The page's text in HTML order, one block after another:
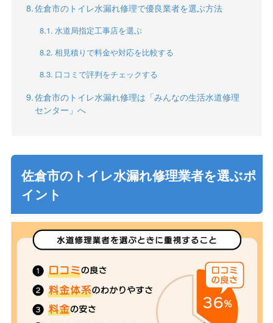
佐倉市のトイレ水漏れ修理で優良業者を選ぶ方法
水道局指定工事店を選ぶ
相見積りで料金や対応を比較する
口コミで評判をチェックする
佐倉市のトイレ水漏れ修理は「みんなの生活水道修理
センター」へ
佐倉市のトイレ水漏れ修理業者を選ぶポ
イント